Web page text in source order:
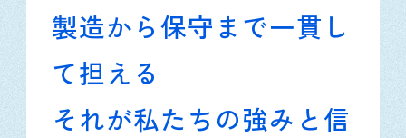
製造から保守まで一貫し
て担える
それが私たちの強みと信